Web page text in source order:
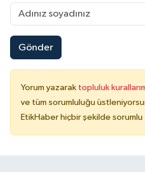
Gönder
Yorum yazarak topluluk
ve tüm sorumluluğu
EtikHaber hiçbir şekilde